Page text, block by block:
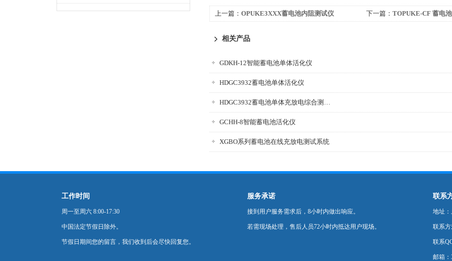
上一篇： OPUKE3XXX蓄电池内阻测试仪 下一篇： TOPUKE-CF 蓄电
相关产品
GDKH-12智能蓄电池单体活化仪
HDGC3932蓄电池单体活化仪
HDGC3932蓄电池单体充放电综合测试仪
GCHH-8智能蓄电池活化仪
XGBO系列蓄电池在线充放电测试系统
工作时间
周一至周六 8:00-17:30
中国法定节假日除外。
节假日期间您的留言，我们收到后会尽快回复您。
服务承诺
接到用户服务需求后，8小时内做出响应。
若需现场处理，售后人员72小时内抵达用户现场。
联系
地址
联系方
联系
邮箱：